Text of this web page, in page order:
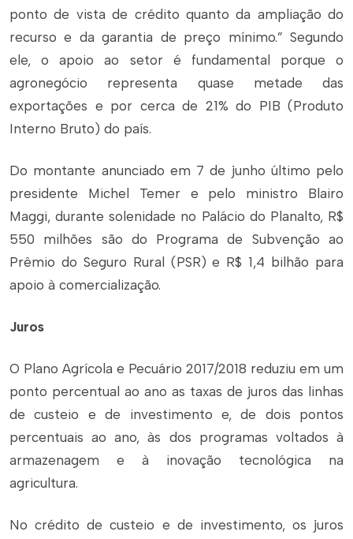
ponto de vista de crédito quanto da ampliação do
recurso e da garantia de preço mínimo.” Segundo
ele, o apoio ao setor é fundamental porque o
agronegócio representa quase metade das
exportações e por cerca de 21% do PIB (Produto
Interno Bruto) do país.
Do montante anunciado em 7 de junho último pelo
presidente Michel Temer e pelo ministro Blairo
Maggi, durante solenidade no Palácio do Planalto, R$
550 milhões são do Programa de Subvenção ao
Prêmio do Seguro Rural (PSR) e R$ 1,4 bilhão para
apoio à comercialização.
Juros
O Plano Agrícola e Pecuário 2017/2018 reduziu em um
ponto percentual ao ano as taxas de juros das linhas
de custeio e de investimento e, de dois pontos
percentuais ao ano, às dos programas voltados à
armazenagem e à inovação tecnológica na
agricultura.
No crédito de custeio e de investimento, os juros